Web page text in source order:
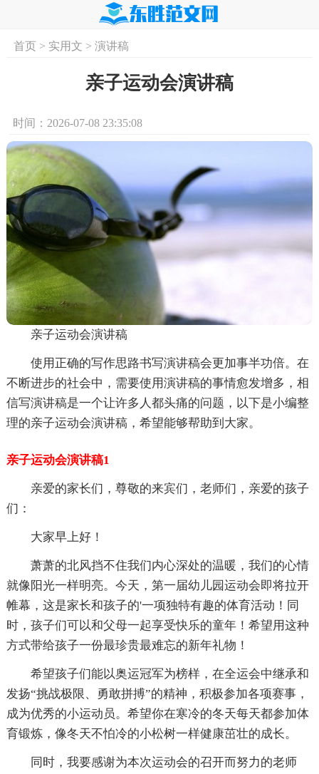
首页 实用文
首页> 实用文 > 演讲稿
亲子运动会演讲稿
时间：2026-07-08 23:35:08
亲子运动会演讲稿
使用正确的写作思路书写演讲稿会更加事半功倍。在
不断进步的社会中，需要使用演讲稿的事情愈发增多，相
信写演讲稿是一个让许多人都头痛的问题，以下是小编整
理的亲子运动会演讲稿，希望能够帮助到大家。
亲子运动会演讲稿1
亲爱的家长们，尊敬的来宾们，老师们，亲爱的孩子
们：
大家早上好！
萧萧的北风挡不住我们内心深处的温暖，我们的心情
就像阳光一样明亮。今天，第一届幼儿园运动会即将拉开
帷幕，这是家长和孩子的'一项独特有趣的体育活动！同
时，孩子们可以和父母一起享受快乐的童年！希望用这种
方式带给孩子一份最珍贵最难忘的新年礼物！
希望孩子们能以奥运冠军为榜样，在全运会中继承和
发扬“挑战极限、勇敢拼搏”的精神，积极参加各项赛事，
成为优秀的小运动员。希望你在寒冷的冬天每天都参加体
育锻炼，像冬天不怕冷的小松树一样健康茁壮的成长。
同时，我要感谢为本次运动会的召开而努力的老师